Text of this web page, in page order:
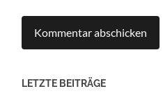
LETZTE BEITRÄGE